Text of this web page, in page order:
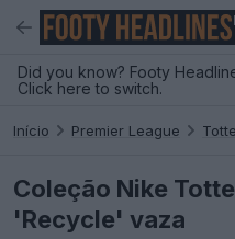
Did you know? Footy
Click here to switch.
Início Premier League
Coleção Nike
'Recycle' vaza